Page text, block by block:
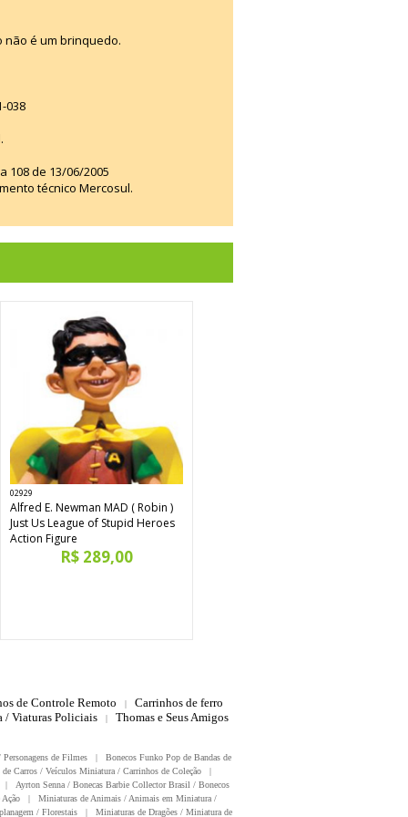
não é um brinquedo.
038
108 de 13/06/2005
técnico Mercosul.
02929
Alfred E. Newman MAD ( Robin )
Just Us League of Stupid Heroes
Action Figure
R$ 289,00
de Controle Remoto |
Carrinhos de ferro
/ Viaturas Policiais |
Thomas e Seus Amigos
de Filmes |
Bonecos Funko Pop de Bandas de
Carros / Veículos Miniatura / Carrinhos de Coleção
|
|
Ayrton Senna / Bonecas Barbie Collector Brasil / Bonecos
|
Miniaturas de Animais / Animais em Miniatura /
/ Florestais | Miniaturas de Dragões / Miniatura de